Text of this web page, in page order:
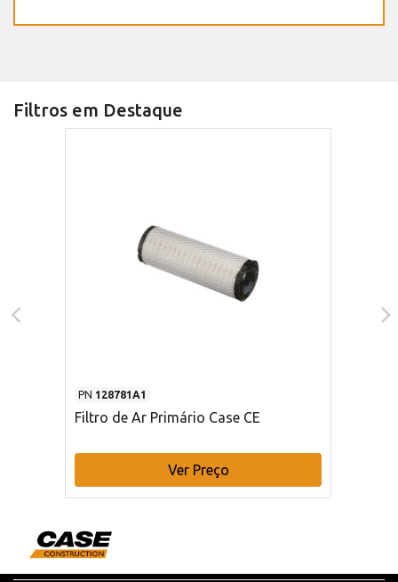
Filtros em Destaque
PN 128781A1
Filtro de Ar Primário Case CE
Ver Preço